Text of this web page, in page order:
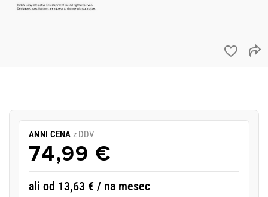
ANNI CENA z DDV
74,99 €
ali od 13,63 € / na mesec